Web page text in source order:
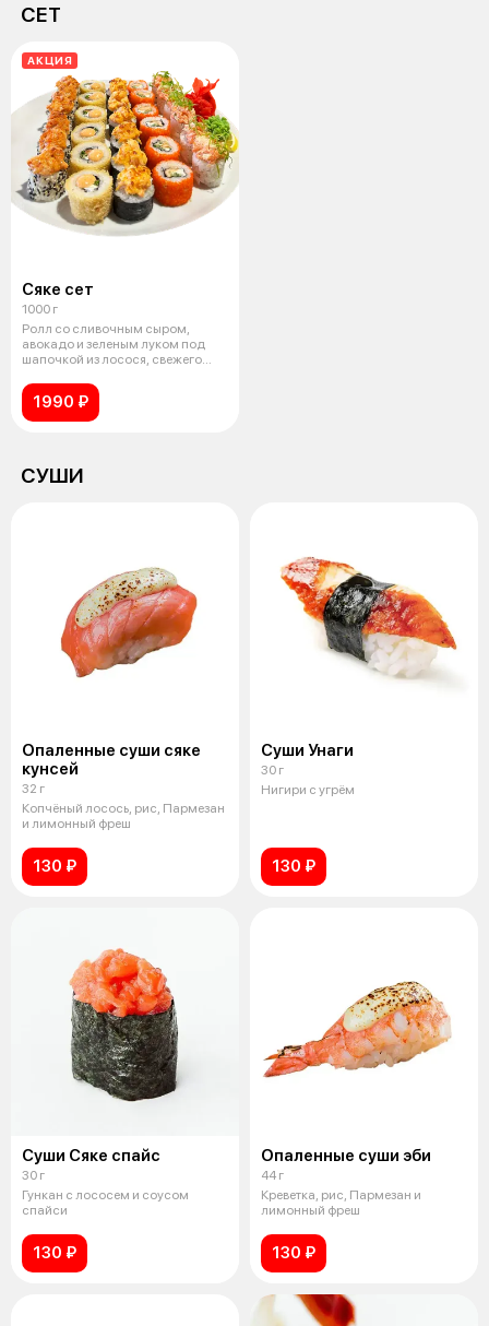
СЕТ
АКЦИЯ
Сяке сет
1000 г
Ролл со сливочным сыром,
авокадо и зеленым луком под
шапочкой из лосося, свежего
1990 ₽
СУШИ
Опаленные суши сяке
кунсей
32 г
Копчёный лосось, рис, Пармезан
и лимонный фреш
130 ₽
Суши Унаги
30 г
Нигири с угрём
130 ₽
Суши Сяке спайс
30 г
Гункан с лососем и соусом
спайси
130 ₽
Опаленные суши эби
44 г
Креветка, рис, Пармезан и
лимонный фреш
130 ₽